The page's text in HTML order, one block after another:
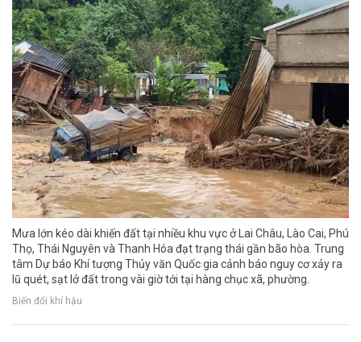
Mưa lớn kéo dài khiến đất tại nhiều khu vực ở Lai Châu, Lào Cai, Phú
Thọ, Thái Nguyên và Thanh Hóa đạt trạng thái gần bão hòa. Trung
tâm Dự báo Khí tượng Thủy văn Quốc gia cảnh báo nguy cơ xảy ra
lũ quét, sạt lở đất trong vài giờ tới tại hàng chục xã, phường.
Biến đổi khí hậu